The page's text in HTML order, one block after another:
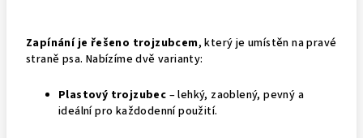
Zapínání je řešeno trojzubcem, který je umístěn na pravé
straně psa. Nabízíme dvě varianty:
Plastový trojzubec – lehký, zaoblený, pevný a
ideální pro každodenní použití.